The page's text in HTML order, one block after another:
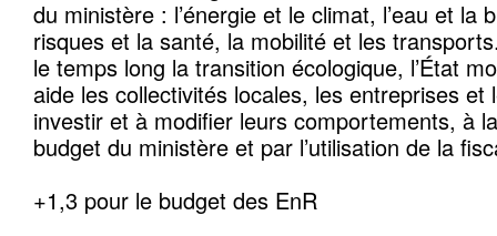
du ministère : l’énergie et le climat, l’eau et la
risques et la santé, la mobilité et les
le temps long la transition écologique, l’État
aide les collectivités locales, les entreprises et
investir et à modifier leurs comportements, à
budget du ministère et par l’utilisation de la
+1,3 pour le budget des EnR